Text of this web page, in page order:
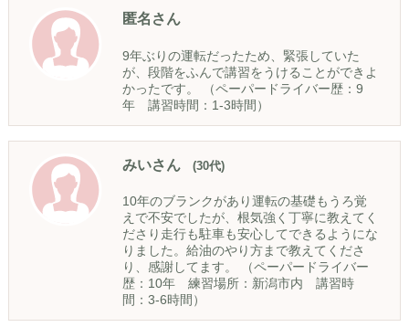
匿名さん
9年ぶりの運転だったため、緊張していた
が、段階をふんで講習をうけることができよ
かったです。 （ペーパードライバー歴：9
年 講習時間：1-3時間）
みいさん (30代)
10年のブランクがあり運転の基礎もうろ覚
えで不安でしたが、根気強く丁寧に教えてく
ださり走行も駐車も安心してできるようにな
りました。給油のやり方まで教えてくださ
り、感謝してます。 （ペーパードライバー
歴：10年 練習場所：新潟市内 講習時
間：3-6時間）